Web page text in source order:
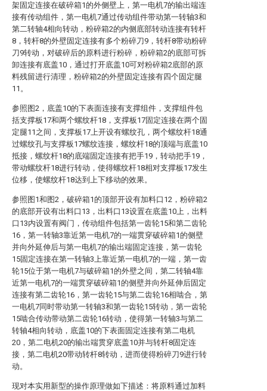
架固定连接在破碎箱1的外侧壁上，第一电机7的输出端连
接有传动组件，第一电机7通过传动组件带动第一转轴3和
第二转轴4相向转动，粉碎箱2的内侧底部转动连接有转杆
8，转杆8的外壁固定连接有多个粉碎刀9，转杆8带动粉碎
刀9转动，对破碎后的原料进行粉碎，粉碎箱2的底部可拆
卸连接有底盖10，通过打开底盖10可对粉碎箱2底部的原
料残留进行清理，粉碎箱2的外壁固定连接有四个固定腿
11。
参照图2，底盖10的下表面连接有支撑组件，支撑组件包
括支撑板17和两个螺纹杆18，支撑板17固定连接在两个固
定腿11之间，支撑板17上开设有螺纹孔，两个螺纹杆18通
过螺纹孔与支撑板17螺纹连接，螺纹杆18的顶端与底盖10
抵接，螺纹杆18的底端固定连接有把手19，转动把手19，
带动螺纹杆18进行转动，使得螺纹杆18相对支撑板17发生
位移，使螺纹杆18达到上下移动的效果。
参照图1和图2，破碎箱1的顶部开设有加料口12，粉碎箱2
的底部开设有出料口13，出料口13设置在底盖10上，出料
口13内设置有阀门，传动组件包括第一齿轮15和第二齿轮
16，第一转轴3靠近第一电机7的一端贯穿破碎箱1的侧壁
并向外延伸后与第一电机7的输出端固定连接，第一齿轮
15固定连接在第一转轴3上靠近第一电机7的一端，第一齿
轮15位于第一电机7与破碎箱1的外壁之间，第二转轴4靠
近第一电机7的一端贯穿破碎箱1的侧壁并向外延伸后固定
连接有第二齿轮16，第一齿轮15与第二齿轮16相啮合，第
一电机7同时带动第一转轴3和第一齿轮15转动，第一齿轮
15啮合传动带动第二齿轮16转动，使得第一转轴3与第二
转轴4相向转动，底盖10的下表面固定连接有第二电机
20，第二电机20的输出端贯穿底盖10并与转杆8固定连
接，第二电机20带动转杆8转动，进而使得粉碎刀9进行转
动。
现对本实用新型的操作原理做如下描述：将原料通过加料